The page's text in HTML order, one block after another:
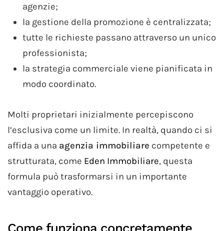
agenzie;
la gestione della promozione è centralizzata;
tutte le richieste passano attraverso un unico
professionista;
la strategia commerciale viene pianificata in
modo coordinato.
Molti proprietari inizialmente percepiscono
l’esclusiva come un limite. In realtà, quando ci si
affida a una agenzia immobiliare competente e
strutturata, come Eden Immobiliare, questa
formula può trasformarsi in un importante
vantaggio operativo.
Come funziona concretamente